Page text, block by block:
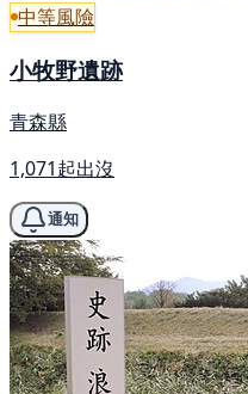
中等風險
小牧野遺跡
青森縣
1,071起出沒
通知